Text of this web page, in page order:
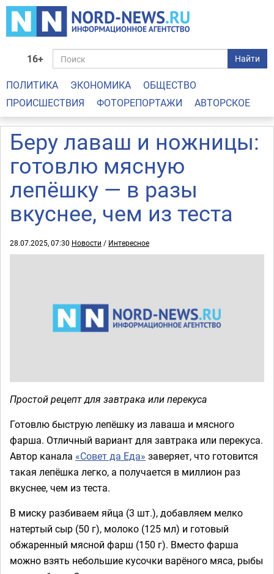
16+ Найти
ПОЛИТИКА ЭКОНОМИКА
ОБЩЕСТВО
ПРОИСШЕСТВИЯ
ФОТОРЕПОРТАЖИ АВТОРСКОЕ
Беру лаваш и ножницы:
готовлю мясную
лепёшку — в разы
вкуснее, чем из теста
28.07.2025, 07:30 Новости / Интересное
Простой рецепт для завтрака или перекуса
Готовлю быструю лепёшку из лаваша и мясного
фарша. Отличный вариант для завтрака или перекуса.
Автор канала «Совет да Еда» заверяет, что готовится
такая лепёшка легко, а получается в миллион раз
вкуснее, чем из теста.
В миску разбиваем яйца (3 шт.), добавляем мелко
натертый сыр (50 г), молоко (125 мл) и готовый
обжаренный мясной фарш (150 г). Вместо фарша
можно взять небольшие кусочки варёного мяса, рыбы